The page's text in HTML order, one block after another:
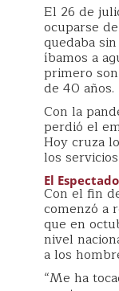
El 26 de
ocuparse
quedaba
íbamos a
primero
de 40 años.
Con la
perdió el
Hoy cruza
los
El
Con el fin
comenzó a
que en
nivel
a los
“Me ha